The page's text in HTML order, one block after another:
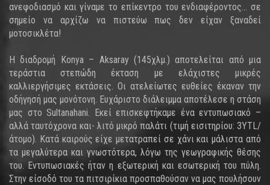
ανεφοδιασμό και γίναμε το επίκεντρο του ενδιαφέροντος... σε
σημείο να αρχίζω να πιστεύω πως δεν είχαν ξαναδεί
μοτοσικλέτα!
Η διαδρομή Konya – Aksaray (145χλμ.) αποτελείται από μια
τεράστια στεπώδη έκταση με ελάχιστες μικρές
καλλιεργήσιμες εκτάσεις. Οι ατελείωτες ευθείες έκαναν την
οδήγησή μας μονότονη. Ευχάριστο διάλειμμα αποτέλεσε η στάση
μας στο Sultanahani. Εκεί επισκεφτήκαμε ένα εντυπωσιακό –
αλλά ταυτόχρονα και- λιτό μικρό παλάτι (τιμή εισιτηρίου: 3YTL/
άτομο). Κατά καιρούς είχε μετατραπεί σε χάνι και μάλιστα από
τα μεγαλύτερα και γνωστότερα, λόγω της γεωγραφικής θέσης
του. Εντυπωσιακές ήταν η εξωτερική και εσωτερική του πύλη.
Στην είσοδό του τα πιτσιρίκια προσπαθούσαν να μας πουλήσουν